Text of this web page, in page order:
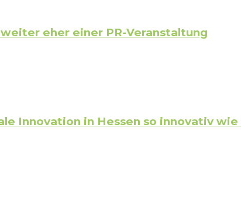
eher einer PR-Veranstaltung
Innovation in Hessen so innovativ